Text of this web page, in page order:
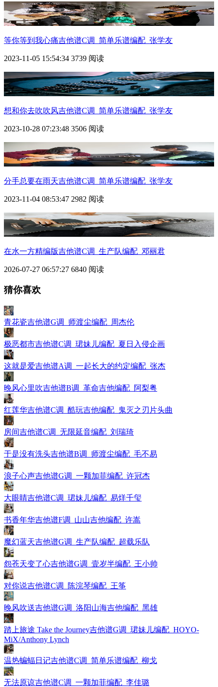
等你等到我心痛吉他谱C调_简单乐谱编配_张学友
2023-11-05 15:54:34 3739 阅读
想和你去吹吹风吉他谱C调_简单乐谱编配_张学友
2023-10-28 07:23:48 3506 阅读
分手总要在雨天吉他谱C调_简单乐谱编配_张学友
2023-11-04 08:53:47 2982 阅读
在水一方精编版吉他谱C调_生产队编配_邓丽君
2026-07-27 06:57:27 6840 阅读
猜你喜欢
青花瓷吉他谱G调_师渡尘编配_周杰伦
极恶都市吉他谱C调_珺妹儿编配_夏日入侵企画
这就是爱吉他谱A调_一起长大的约定编配_张杰
晚风心里吹吉他谱B调_革命吉他编配_阿梨粤
红莲华吉他谱C调_酷玩吉他编配_鬼灭之刃片头曲
房间吉他谱C调_无限延音编配_刘瑞琦
于是没有洗头吉他谱B调_师渡尘编配_毛不易
浪子心声吉他谱G调_一颗加菲编配_许冠杰
大眼睛吉他谱C调_珺妹儿编配_易烊千玺
书香年华吉他谱F调_山山吉他编配_许嵩
魔幻蓝天吉他谱G调_生产队编配_超载乐队
怨苍天变了心吉他谱G调_壹岁半编配_王小帅
对你说吉他谱C调_陈浣琴编配_王筝
晚风吹送吉他谱G调_洛阳山海吉他编配_黑雄
踏上旅途 Take the Journey吉他谱G调_珺妹儿编配_HOYO-
MiX/Anthony Lynch
温热蝙蝠日记吉他谱C调_简单乐谱编配_柳戈
无法原谅吉他谱C调_一颗加菲编配_李佳璐